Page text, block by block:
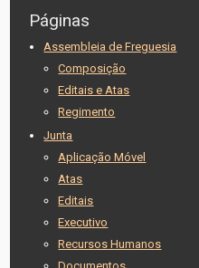
Páginas
Assembleia de Freguesia
Composição
Editais e Atas
Regimento
Junta
Aplicação Móvel
Atas
Editais
Executivo
Recursos Humanos